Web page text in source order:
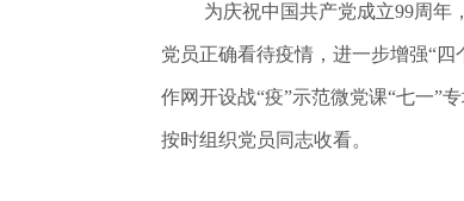
为庆祝中国共产党成立99周年
党员正确看待疫情，进一步增强“
作网开设战“疫”示范微党课“七一”
按时组织党员同志收看。